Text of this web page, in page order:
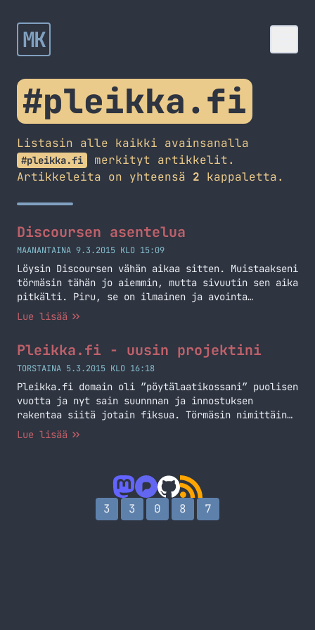
MK
#pleikka.fi
Listasin alle kaikki avainsanalla
#pleikka.fi
merkityt artikkelit.
Artikkeleita on yhteensä 2 kappaletta.
Discoursen asentelua
MAANANTAINA 9.3.2015 KLO 15:09
Löysin Discoursen vähän aikaa sitten. Muistaakseni
törmäsin tähän jo aiemmin, mutta sivuutin sen aika
pitkälti. Piru, se on ilmainen ja avointa
lähdekoodia.
Lue lisää
Pleikka.fi - uusin projektini
TORSTAINA 5.3.2015 KLO 16:18
Pleikka.fi domain oli ”pöytälaatikossani” puolisen
vuotta ja nyt sain suunnnan ja innostuksen
rakentaa siitä jotain fiksua. Törmäsin nimittäin
Discourse nimiseen foorumisoftaan (tästä lisää
epäonnistunutkin niissä aikeissa. Nyt kuitenkin
koitan viedä tämän siihen pisteeseen, että saadaan
keskustelua aikaan… Jatka lukemista Pleikka.fi –
Lue lisää
3 3 0 8 7